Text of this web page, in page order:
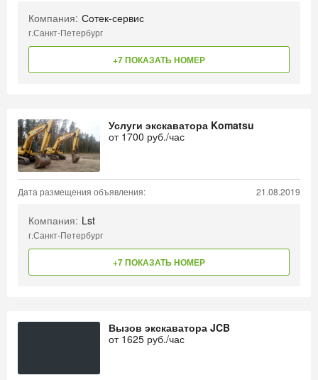
Компания: Сотек-сервис
г.Санкт-Петербург
+7 ПОКАЗАТЬ НОМЕР
Услуги экскаватора Komatsu
от 1700 руб./час
Дата размещения объявления: 21.08.2019
Компания: Lst
г.Санкт-Петербург
+7 ПОКАЗАТЬ НОМЕР
Вызов экскаватора JCB
от 1625 руб./час